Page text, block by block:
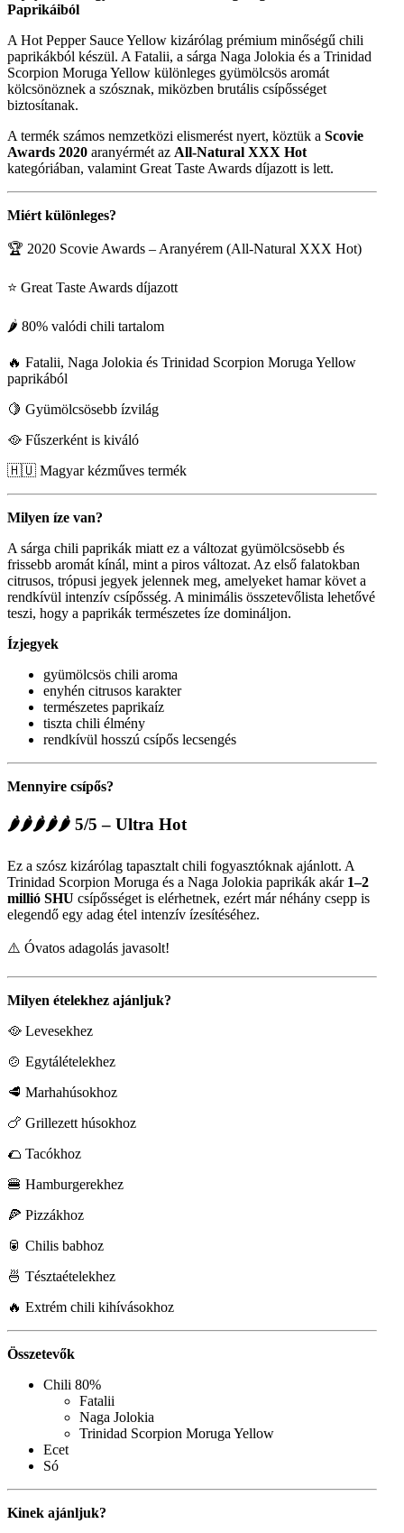
Paprikáiból
A Hot Pepper Sauce Yellow kizárólag prémium minőségű chili
paprikákból készül. A Fatalii, a sárga Naga Jolokia és a Trinidad
Scorpion Moruga Yellow különleges gyümölcsös aromát
kölcsönöznek a szósznak, miközben brutális csípősséget
biztosítanak.
A termék számos nemzetközi elismerést nyert, köztük a Scovie
Awards 2020 aranyérmét az All-Natural XXX Hot
kategóriában, valamint Great Taste Awards díjazott is lett.
Miért különleges?
🏆 2020 Scovie Awards – Aranyérem (All-Natural XXX Hot)
⭐ Great Taste Awards díjazott
🌶 80% valódi chili tartalom
🔥 Fatalii, Naga Jolokia és Trinidad Scorpion Moruga Yellow
paprikából
🍋 Gyümölcsösebb ízvilág
🥘 Fűszerként is kiváló
🇭🇺 Magyar kézműves termék
Milyen íze van?
A sárga chili paprikák miatt ez a változat gyümölcsösebb és
frissebb aromát kínál, mint a piros változat. Az első falatokban
citrusos, trópusi jegyek jelennek meg, amelyeket hamar követ a
rendkívül intenzív csípősség. A minimális összetevőlista lehetővé
teszi, hogy a paprikák természetes íze domináljon.
Ízjegyek
gyümölcsös chili aroma
enyhén citrusos karakter
természetes paprikaíz
tiszta chili élmény
rendkívül hosszú csípős lecsengés
Mennyire csípős?
🌶🌶🌶🌶🌶 5/5 – Ultra Hot
Ez a szósz kizárólag tapasztalt chili fogyasztóknak ajánlott. A
Trinidad Scorpion Moruga és a Naga Jolokia paprikák akár 1–2
millió SHU csípősséget is elérhetnek, ezért már néhány csepp is
elegendő egy adag étel intenzív ízesítéséhez.
⚠️ Óvatos adagolás javasolt!
Milyen ételekhez ajánljuk?
🥘 Levesekhez
🍲 Egytálételekhez
🥩 Marhahúsokhoz
🍗 Grillezett húsokhoz
🌮 Tacókhoz
🍔 Hamburgerekhez
🍕 Pizzákhoz
🥫 Chilis babhoz
🍜 Tésztaételekhez
🔥 Extrém chili kihívásokhoz
Összetevők
Chili 80%
Fatalii
Naga Jolokia
Trinidad Scorpion Moruga Yellow
Ecet
Só
Kinek ajánljuk?